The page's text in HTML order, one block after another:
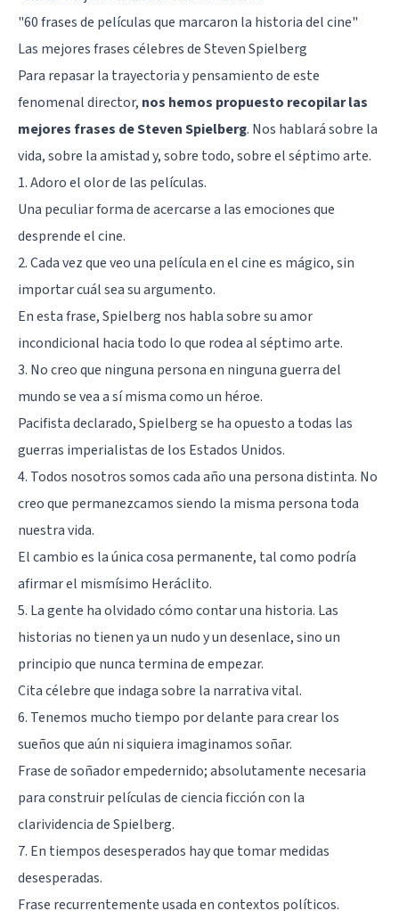
"60 frases de películas que marcaron la historia del cine"
Las mejores frases célebres de Steven Spielberg
Para repasar la trayectoria y pensamiento de este
fenomenal director, nos hemos propuesto recopilar las
mejores frases de Steven Spielberg. Nos hablará sobre la
vida, sobre la amistad y, sobre todo, sobre el séptimo arte.
1. Adoro el olor de las películas.
Una peculiar forma de acercarse a las emociones que
desprende el cine.
2. Cada vez que veo una película en el cine es mágico, sin
importar cuál sea su argumento.
En esta frase, Spielberg nos habla sobre su amor
incondicional hacia todo lo que rodea al séptimo arte.
3. No creo que ninguna persona en ninguna guerra del
mundo se vea a sí misma como un héroe.
Pacifista declarado, Spielberg se ha opuesto a todas las
guerras imperialistas de los Estados Unidos.
4. Todos nosotros somos cada año una persona distinta. No
creo que permanezcamos siendo la misma persona toda
nuestra vida.
El cambio es la única cosa permanente, tal como podría
afirmar el mismísimo Heráclito.
5. La gente ha olvidado cómo contar una historia. Las
historias no tienen ya un nudo y un desenlace, sino un
principio que nunca termina de empezar.
Cita célebre que indaga sobre la narrativa vital.
6. Tenemos mucho tiempo por delante para crear los
sueños que aún ni siquiera imaginamos soñar.
Frase de soñador empedernido; absolutamente necesaria
para construir películas de ciencia ficción con la
clarividencia de Spielberg.
7. En tiempos desesperados hay que tomar medidas
desesperadas.
Frase recurrentemente usada en contextos políticos.